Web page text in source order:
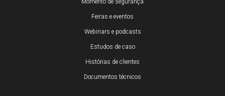
Feiras e eventos
Webinars e podcasts
Estudos de caso
Histórias de clientes
Documentos técnicos